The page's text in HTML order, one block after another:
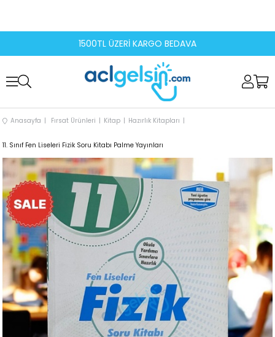
1500TL ÜZERİ KARGO BEDAVA
Anasayfa Fırsat Ürünleri Kitap Hazırlık Kitapları
11. Sınıf Fen Liseleri Fizik Soru Kitabı Palme Yayınları